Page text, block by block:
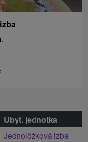
Ubyt. jednotka
Jednolôžková izba